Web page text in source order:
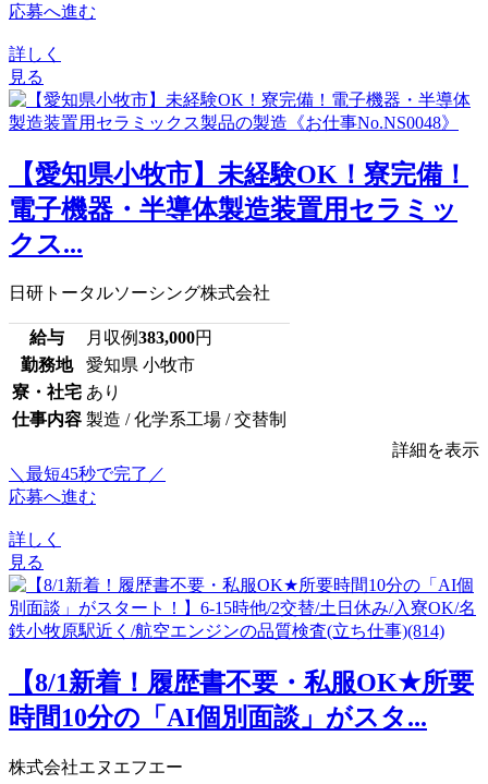
応募へ進む
詳しく
見る
【愛知県小牧市】未経験OK！寮完備！
電子機器・半導体製造装置用セラミッ
クス...
日研トータルソーシング株式会社
給与 月収例383,000円
勤務地
愛知県 小牧市
寮・社宅 あり
仕事内容 製造 / 化学系工場 / 交替制
詳細を表示
＼最短45秒で完了／
応募へ進む
詳しく
見る
【8/1新着！履歴書不要・私服OK★所要
時間10分の「AI個別面談」がスタ...
株式会社エヌエフエー